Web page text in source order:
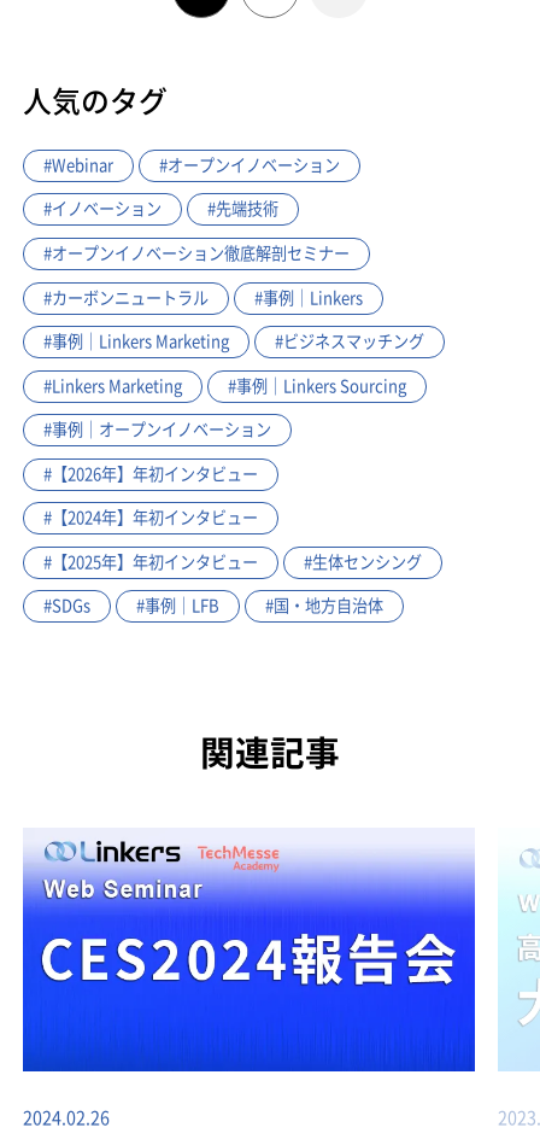
人気のタグ
#Webinar #オープンイノベーション
#イノベーション #先端技術
#オープンイノベーション徹底解剖セミナー
#カーボンニュートラル #事例｜Linkers
#事例｜Linkers Marketing #ビジネスマッチング
#Linkers Marketing #事例｜Linkers Sourcing
#事例｜オープンイノベーション
#【2026年】年初インタビュー
#【2024年】年初インタビュー
#【2025年】年初インタビュー #生体センシング
#SDGs #事例｜LFB #国・地方自治体
関連記事
2024.02.26